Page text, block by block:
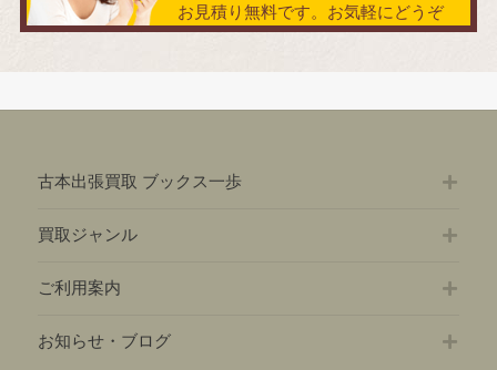
お見積り無料です。お気軽にどうぞ
古本出張買取 ブックス一歩
買取ジャンル
ご利用案内
お知らせ・ブログ